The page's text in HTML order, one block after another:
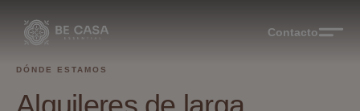
Contacto
DÓNDE ESTAMOS